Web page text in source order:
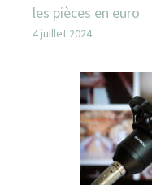
les pièces en euro
4 juillet 2024